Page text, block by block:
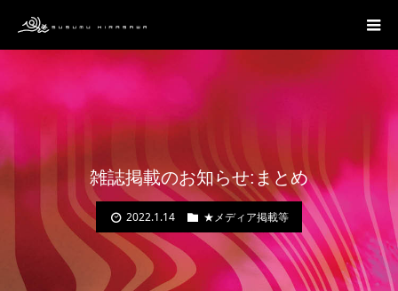
雑誌掲載のお知らせ:まとめ
2022.1.14 ★メディア掲載等